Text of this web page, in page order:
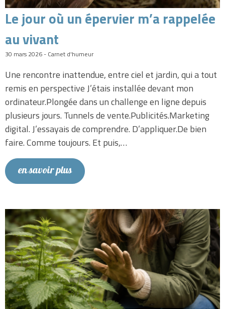
Le jour où un épervier m’a rappelée
au vivant
30 mars 2026 - Carnet d'humeur
Une rencontre inattendue, entre ciel et jardin, qui a tout
remis en perspective J’étais installée devant mon
ordinateur.Plongée dans un challenge en ligne depuis
plusieurs jours. Tunnels de vente.Publicités.Marketing
digital. J’essayais de comprendre. D’appliquer.De bien
faire. Comme toujours. Et puis,…
en savoir plus